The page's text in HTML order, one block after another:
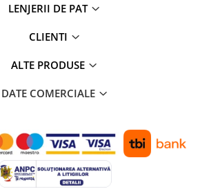
LENJERII DE PAT
CLIENTI
ALTE PRODUSE
DATE COMERCIALE